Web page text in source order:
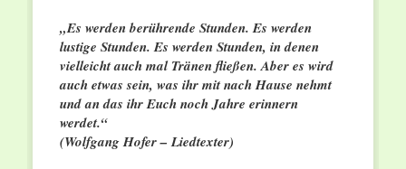
„Es werden berührende Stunden. Es werden
lustige Stunden. Es werden Stunden, in denen
vielleicht auch mal Tränen fließen. Aber es wird
auch etwas sein, was ihr mit nach Hause nehmt
und an das ihr Euch noch Jahre erinnern
werdet.“
(Wolfgang Hofer – Liedtexter)